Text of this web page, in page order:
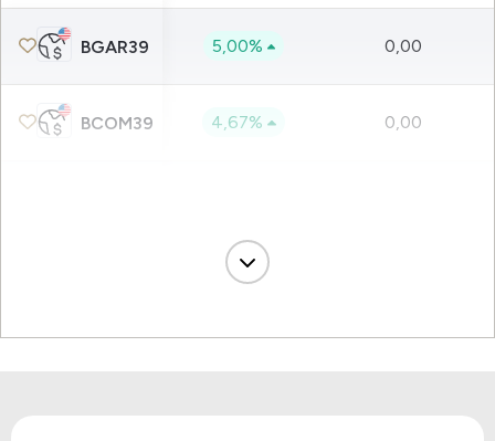
BGAR39 5,00% 0,00
BCOM39 4,67% 0,00
4,21%